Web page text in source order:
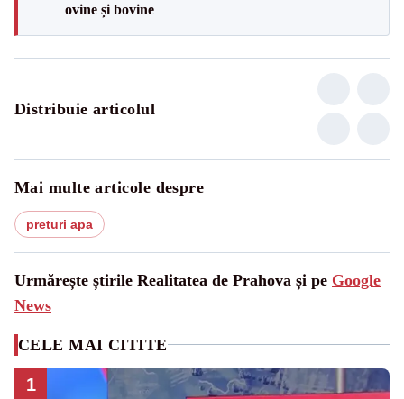
ovine și bovine
Distribuie articolul
Mai multe articole despre
preturi apa
Urmărește știrile Realitatea de Prahova și pe Google
News
CELE MAI CITITE
1